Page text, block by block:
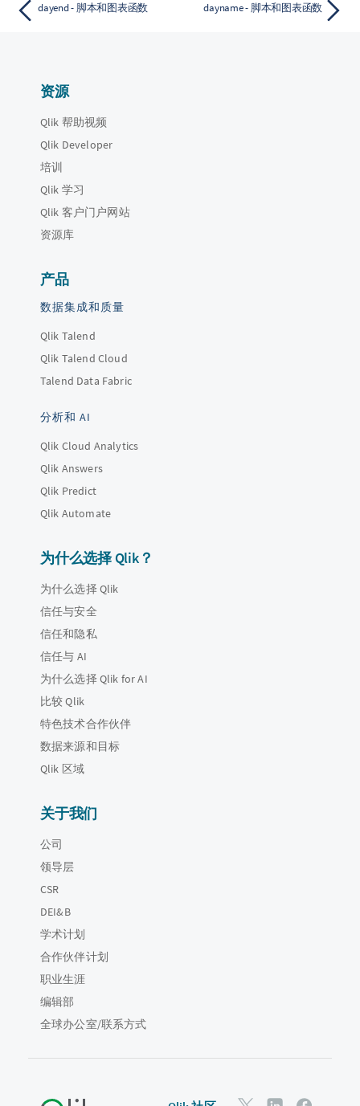
dayend - 脚本和图表函数 dayname - 脚本和图表函数
资源
Qlik 帮助视频
Qlik Developer
培训
Qlik 学习
Qlik 客户门户网站
资源库
产品
数据集成和质量
Qlik Talend
Qlik Talend Cloud
Talend Data Fabric
分析和 AI
Qlik Cloud Analytics
Qlik Answers
Qlik Predict
Qlik Automate
为什么选择 Qlik？
为什么选择 Qlik
信任与安全
信任和隐私
信任与 AI
为什么选择 Qlik for AI
比较 Qlik
特色技术合作伙伴
数据来源和目标
Qlik 区域
关于我们
公司
领导层
CSR
DEI&B
学术计划
合作伙伴计划
职业生涯
编辑部
全球办公室/联系方式